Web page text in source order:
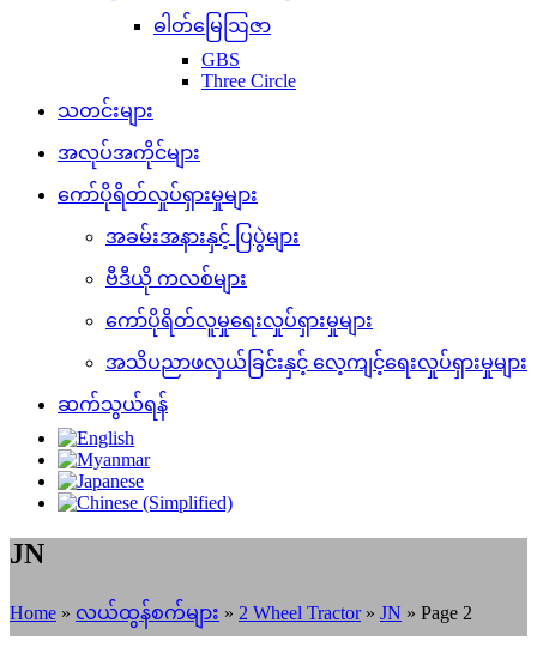
ဓါတ်မြေဩဇာ
GBS
Three Circle
သတင်းများ
အလုပ်အကိုင်များ
ကော်ပိုရိတ်လှုပ်ရှားမှုများ
အခမ်းအနားနှင့် ပြပွဲများ
ဗီဒီယို ကလစ်များ
ကော်ပိုရိတ်လူမှုရေးလှုပ်ရှားမှုများ
အသိပညာဖလှယ်ခြင်းနှင့် လေ့ကျင့်ရေးလှုပ်ရှားမှုများ
ဆက်သွယ်ရန်
JN
Home » လယ်ထွန်စက်များ » 2 Wheel Tractor» JN » Page 2